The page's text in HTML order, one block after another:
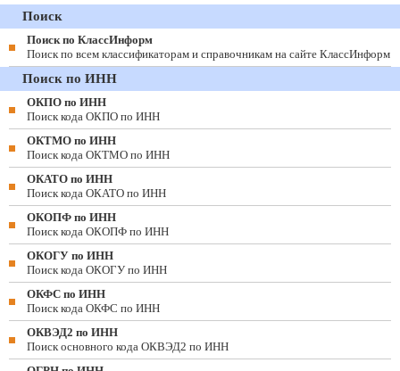
Поиск
Поиск по КлассИнформ
Поиск по всем классификаторам и справочникам на сайте КлассИнформ
Поиск по ИНН
ОКПО по ИНН
Поиск кода ОКПО по ИНН
ОКТМО по ИНН
Поиск кода ОКТМО по ИНН
ОКАТО по ИНН
Поиск кода ОКАТО по ИНН
ОКОПФ по ИНН
Поиск кода ОКОПФ по ИНН
ОКОГУ по ИНН
Поиск кода ОКОГУ по ИНН
ОКФС по ИНН
Поиск кода ОКФС по ИНН
ОКВЭД2 по ИНН
Поиск основного кода ОКВЭД2 по ИНН